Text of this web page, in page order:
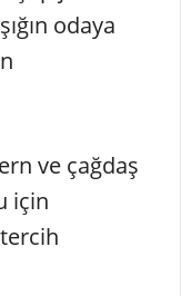
odaya
ve çağdaş
için